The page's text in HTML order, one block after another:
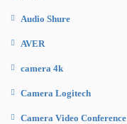
Audio Shure
AVER
camera 4k
Camera Logitech
Camera Video Conference